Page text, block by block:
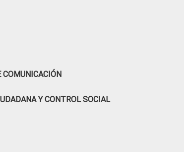
COMUNICACIÓN
Y CONTROL SOCIAL